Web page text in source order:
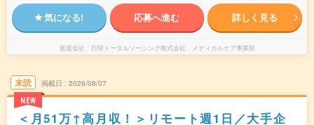
気になる! 応募へ進む 詳しく見る
派遣会社 日研トータルソーシング株式会社 メディカルケア事業部
未読
NEW
掲載日 2026/08/07
＜月51万↑高月収！＞リモート週1日／大手企